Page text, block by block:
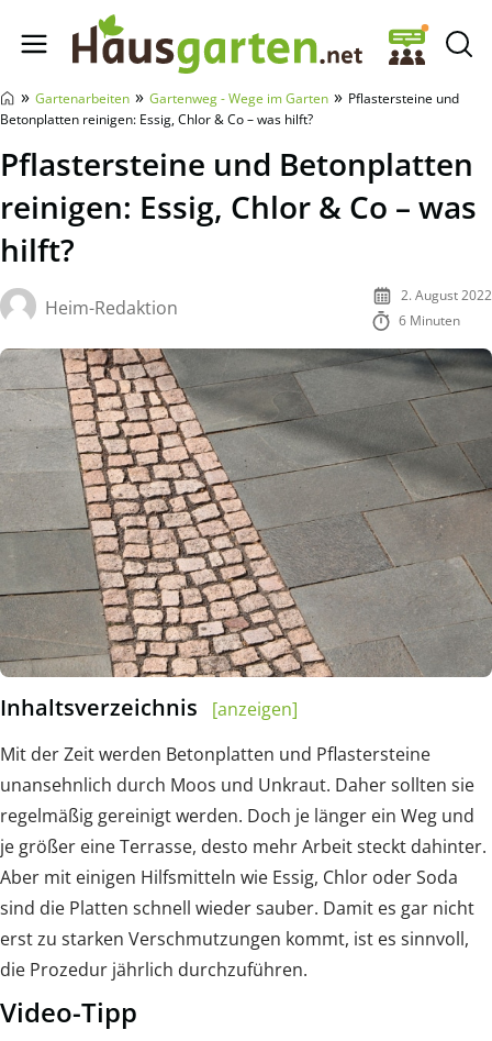
Hausgarten.net
» Gartenarbeiten » Gartenweg - Wege im Garten » Pflastersteine und
Betonplatten reinigen: Essig, Chlor & Co – was hilft?
Pflastersteine und Betonplatten
reinigen: Essig, Chlor & Co – was
hilft?
Heim-Redaktion
2. August 2022
6 Minuten
Inhaltsverzeichnis
[anzeigen]
Mit der Zeit werden Betonplatten und Pflastersteine
unansehnlich durch Moos und Unkraut. Daher sollten sie
regelmäßig gereinigt werden. Doch je länger ein Weg und
je größer eine Terrasse, desto mehr Arbeit steckt dahinter.
Aber mit einigen Hilfsmitteln wie Essig, Chlor oder Soda
sind die Platten schnell wieder sauber. Damit es gar nicht
erst zu starken Verschmutzungen kommt, ist es sinnvoll,
die Prozedur jährlich durchzuführen.
Video-Tipp